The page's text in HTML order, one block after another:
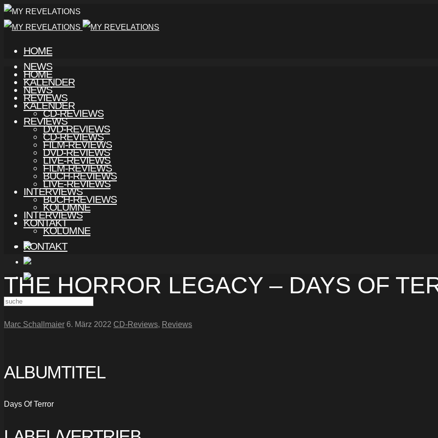
HOME
NEWS
KALENDER
REVIEWS
CD-REVIEWS
DVD-REVIEWS
FILM-REVIEWS
LIVE-REVIEWS
BUCH-REVIEWS
INTERVIEWS
KOLUMNE
KONTAKT
HOME
NEWS
KALENDER
REVIEWS
CD-REVIEWS
DVD-REVIEWS
FILM-REVIEWS
LIVE-REVIEWS
BUCH-REVIEWS
INTERVIEWS
KOLUMNE
KONTAKT
THE HORROR LEGACY – DAYS OF
Marc Schallmaier 6. März 2022 CD-Reviews, Reviews
ALBUMTITEL
Days Of Terror